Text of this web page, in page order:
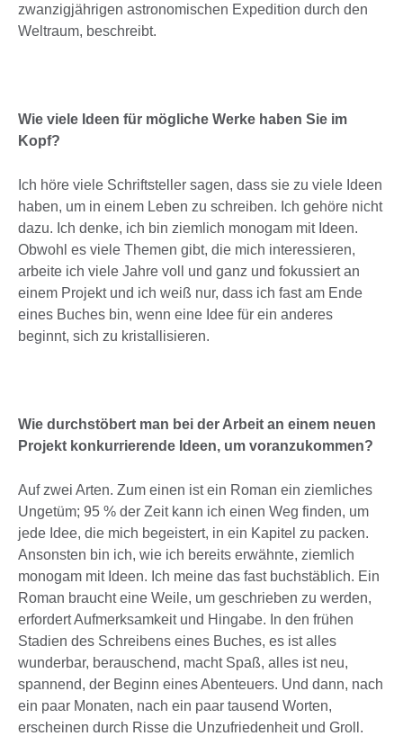
zwanzigjährigen astronomischen Expedition durch den
Weltraum, beschreibt.
Wie viele Ideen für mögliche Werke haben Sie im
Kopf?
Ich höre viele Schriftsteller sagen, dass sie zu viele Ideen
haben, um in einem Leben zu schreiben. Ich gehöre nicht
dazu. Ich denke, ich bin ziemlich monogam mit Ideen.
Obwohl es viele Themen gibt, die mich interessieren,
arbeite ich viele Jahre voll und ganz und fokussiert an
einem Projekt und ich weiß nur, dass ich fast am Ende
eines Buches bin, wenn eine Idee für ein anderes
beginnt, sich zu kristallisieren.
Wie durchstöbert man bei der Arbeit an einem neuen
Projekt konkurrierende Ideen, um voranzukommen?
Auf zwei Arten. Zum einen ist ein Roman ein ziemliches
Ungetüm; 95 % der Zeit kann ich einen Weg finden, um
jede Idee, die mich begeistert, in ein Kapitel zu packen.
Ansonsten bin ich, wie ich bereits erwähnte, ziemlich
monogam mit Ideen. Ich meine das fast buchstäblich. Ein
Roman braucht eine Weile, um geschrieben zu werden,
erfordert Aufmerksamkeit und Hingabe. In den frühen
Stadien des Schreibens eines Buches, es ist alles
wunderbar, berauschend, macht Spaß, alles ist neu,
spannend, der Beginn eines Abenteuers. Und dann, nach
ein paar Monaten, nach ein paar tausend Worten,
erscheinen durch Risse die Unzufriedenheit und Groll.